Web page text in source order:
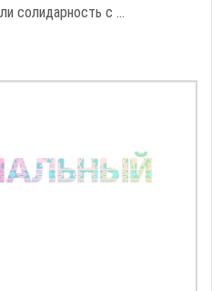
солидарность с ...